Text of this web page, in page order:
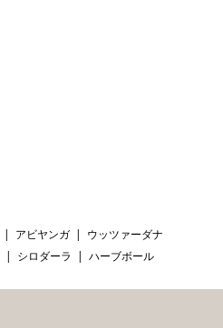
アビヤンガ
ウッツァーダナ
シロダーラ ハーブボール